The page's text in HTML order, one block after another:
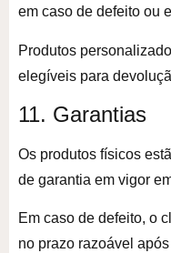
em caso de defeito ou
Produtos
elegíveis para
11. Garantias
Os produtos físicos
de garantia em vigor
Em caso de defeito, o
no prazo razoável